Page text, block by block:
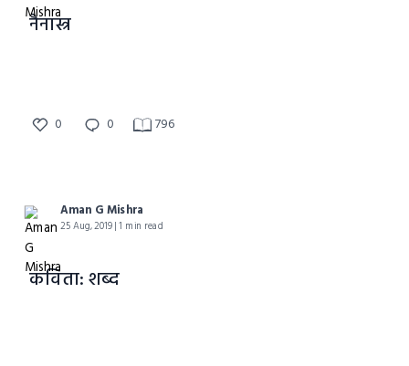
नैनास्त्र
0 0 796
Aman G Mishra
25 Aug, 2019 | 1 min read
कविता: शब्द